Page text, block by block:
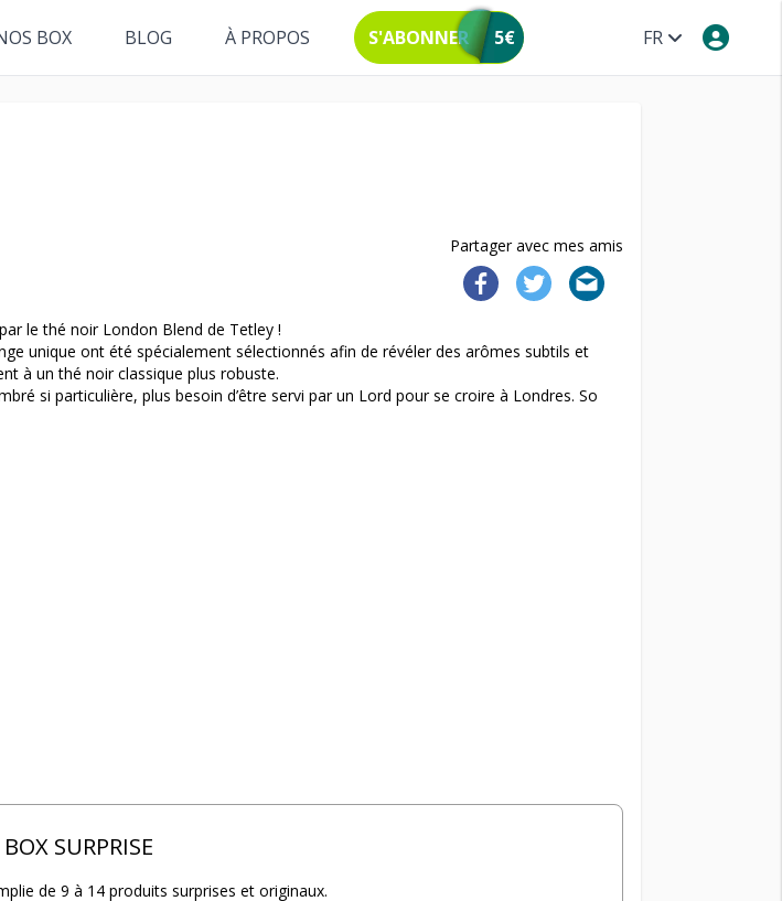
FR
BOX BLOG À PROPOS S'ABONNER 5€
Partager avec mes amis
le thé noir London Blend de Tetley !
unique ont été spécialement sélectionnés afin de révéler des arômes subtils et
à un thé noir classique plus robuste.
si particulière, plus besoin d’être servi par un Lord pour se croire à Londres. So
SURPRISE
de 9 à 14 produits surprises et originaux.